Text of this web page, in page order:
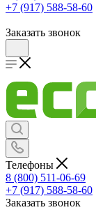
+7 (917) 588-58-60
Заказать звонок
Телефоны
8 (800) 511-06-69
+7 (917) 588-58-60
Заказать звонок